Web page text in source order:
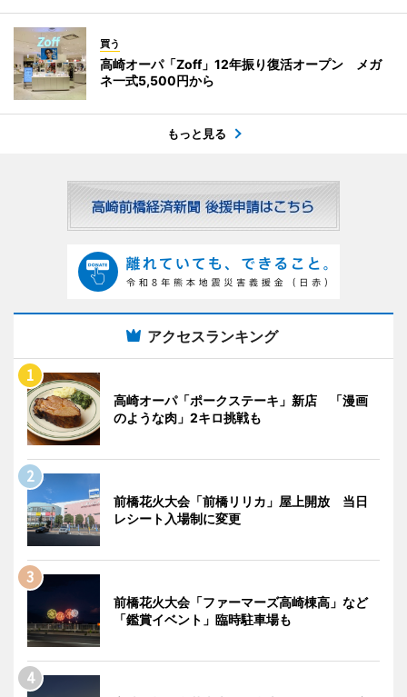
買う
高崎オーパ「Zoff」12年振り復活オープン メガ
ネ一式5,500円から
もっと見る
アクセスランキング
高崎オーパ「ポークステーキ」新店 「漫画
のような肉」2キロ挑戦も
前橋花火大会「前橋リリカ」屋上開放 当日
レシート入場制に変更
前橋花火大会「ファーマーズ高崎棟高」など
「鑑賞イベント」臨時駐車場も